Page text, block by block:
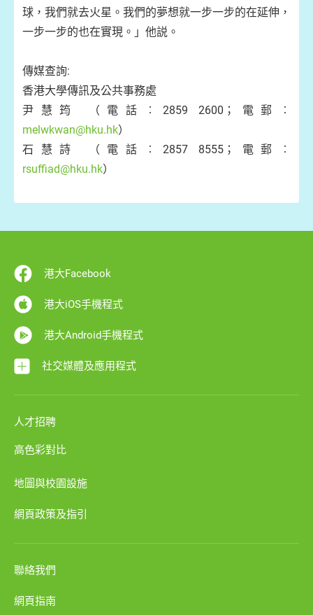
球，我們就去火星。我們的夢想就一步一步的在延伸，
一步一步的也在實現。」他説。
傳媒查詢:
香港大學傳訊及公共事務處
尹慧筠 （電話︰2859 2600；電郵︰
melwkwan@hku.hk）
石慧詩 （電話︰2857 8555；電郵︰
rsuffiad@hku.hk）
港大Facebook
港大iOS手機程式
港大Android手機程式
社交媒體及應用程式
人才招聘
高色彩對比
地圖與校園設施
網頁政策及指引
聯絡我們
網頁指南